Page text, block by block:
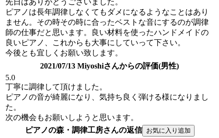
ピアノは長年調律しなくてもダメになるようなことはあり
ません。その時その時に合ったベストな音にするのが調律
師の仕事だと思います。良い材料を使ったハンドメイドの
良いピアノ、これからも大事にしていって下さい。
今後とも宜しくお願い致します。
2021/07/13 Miyoshiさんからの評価(男性)
5.0
丁寧に調律して頂けました。
ピアノの音が綺麗になり、気持ち良く弾ける様になりまし
た。
次の機会もお願いしようと思います。
ピアノの森・調律工房さんの返信